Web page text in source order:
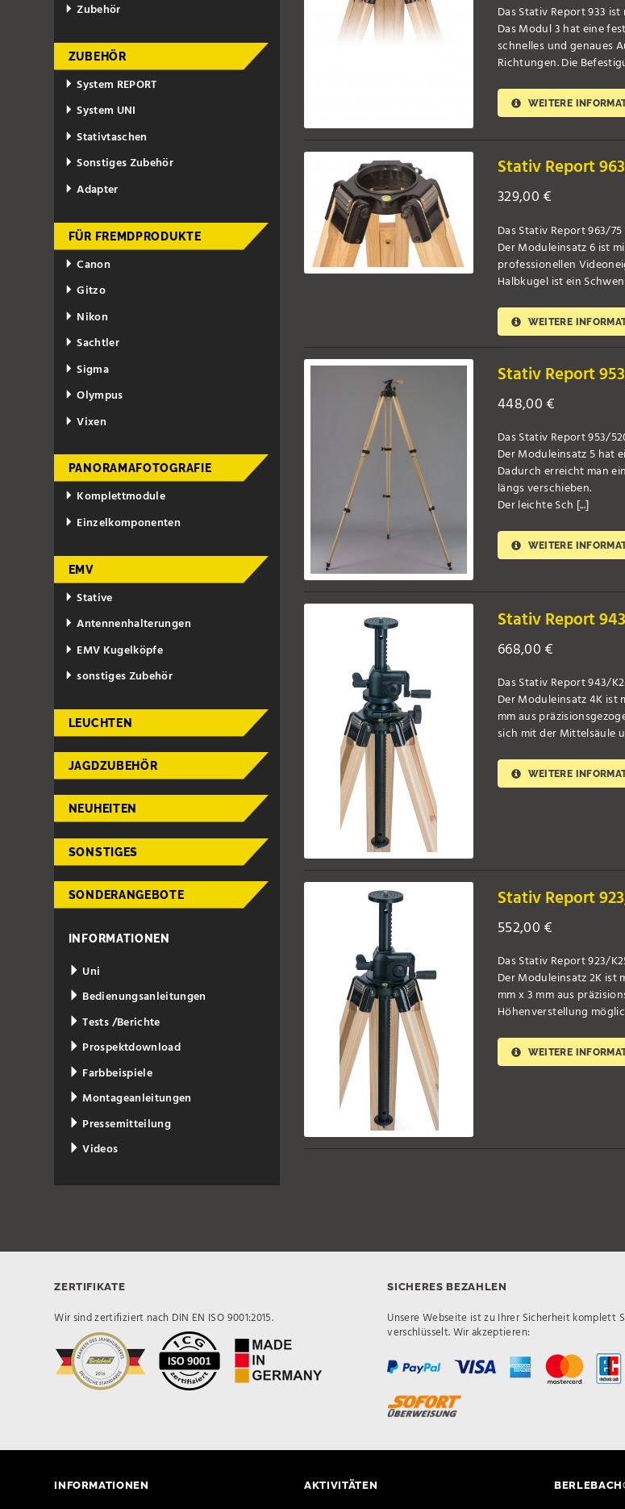
Das Stativ Report 933
Das Modul 3 hat eine
schnelles und genaues
Richtungen. Die
WEITERE
Stativ Report
329,00 €
Das Stativ Report 963/
Der Moduleinsatz 6 ist
professionellen
Halbkugel ist ein
WEITERE
Stativ Report
448,00 €
Das Stativ Report 953/
Der Moduleinsatz 5 hat
Dadurch erreicht man
längs verschieben.
Der leichte Sch [...]
WEITERE
Stativ Report
668,00 €
Das Stativ Report 943/
Der Moduleinsatz 4K ist
mm aus
sich mit der Mittelsäule
WEITERE
Stativ Report
552,00 €
Das Stativ Report 923/
Der Moduleinsatz 2K ist
mm x 3 mm aus
Höhenverstellung
WEITERE
Zubehör
ZUBEHÖR
System REPORT
System UNI
Stativtaschen
Sonstiges Zubehör
Adapter
FÜR FREMDPRODUKTE
Canon
Gitzo
Nikon
Sachtler
Sigma
Olympus
Vixen
PANORAMAFOTOGRAFIE
Komplettmodule
Einzelkomponenten
EMV
Stative
Antennenhalterungen
EMV Kugelköpfe
sonstiges Zubehör
LEUCHTEN
JAGDZUBEHÖR
NEUHEITEN
SONSTIGES
SONDERANGEBOTE
INFORMATIONEN
Uni
Bedienungsanleitungen
Tests /Berichte
Prospektdownload
Farbbeispiele
Montageanleitungen
Pressemitteilung
Videos
ZERTIFIKATE
Wir sind zertifiziert nach DIN EN ISO 9001:2015.
SICHERES BEZAHLEN
Unsere Webseite ist zu Ihrer Sicherheit komplett
verschlüsselt. Wir akzeptieren:
INFORMATIONEN AKTIVITÄTEN